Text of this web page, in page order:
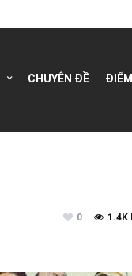
CHUYÊN ĐỀ
1.4K
0